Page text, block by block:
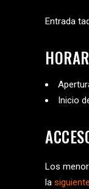
Entrada
Inicio
Los
la